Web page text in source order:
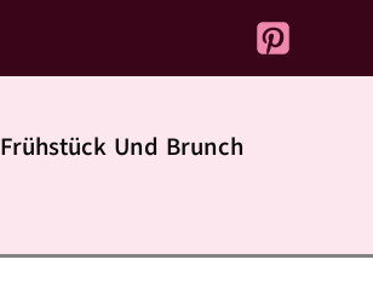
Frühstück Und Brunch